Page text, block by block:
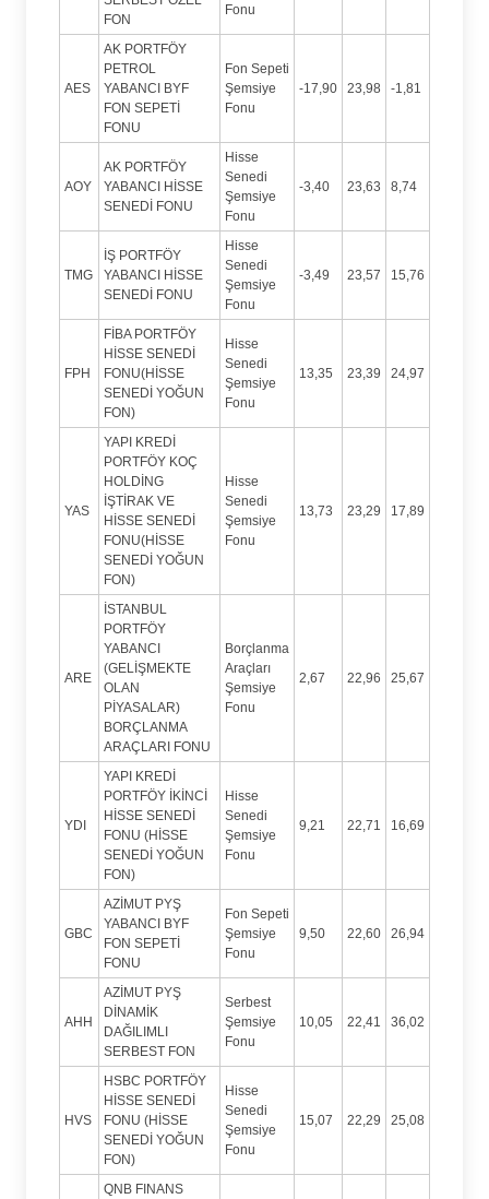
FON
Fonu
AES
AK PORTFÖY
PETROL
YABANCI BYF
FON SEPETİ
FONU
Fon Sepeti
Şemsiye
Fonu
-17,90 23,98 -1,81
AOY
AK PORTFÖY
YABANCI HİSSE
SENEDİ FONU
Hisse
Senedi
Şemsiye
Fonu
-3,40 23,63 8,74
TMG
İŞ PORTFÖY
YABANCI HİSSE
SENEDİ FONU
Hisse
Senedi
Şemsiye
Fonu
-3,49 23,57 15,76
FPH
FİBA PORTFÖY
HİSSE SENEDİ
FONU(HİSSE
SENEDİ YOĞUN
FON)
Hisse
Senedi
Şemsiye
Fonu
13,35 23,39 24,97
YAS
YAPI KREDİ
PORTFÖY KOÇ
HOLDİNG
İŞTİRAK VE
HİSSE SENEDİ
FONU(HİSSE
SENEDİ YOĞUN
FON)
Hisse
Senedi
Şemsiye
Fonu
13,73 23,29 17,89
ARE
İSTANBUL
PORTFÖY
YABANCI
(GELİŞMEKTE
OLAN
PİYASALAR)
BORÇLANMA
ARAÇLARI FONU
Borçlanma
Araçları
Şemsiye
Fonu
2,67 22,96 25,67
YDI
YAPI KREDİ
PORTFÖY İKİNCİ
HİSSE SENEDİ
FONU (HİSSE
SENEDİ YOĞUN
FON)
Hisse
Senedi
Şemsiye
Fonu
9,21 22,71 16,69
GBC
AZİMUT PYŞ
YABANCI BYF
FON SEPETİ
FONU
Fon Sepeti
Şemsiye
Fonu
9,50 22,60 26,94
AHH
AZİMUT PYŞ
DİNAMİK
DAĞILIMLI
SERBEST FON
Serbest
Şemsiye
Fonu
10,05 22,41 36,02
HVS
HSBC PORTFÖY
HİSSE SENEDİ
FONU (HİSSE
SENEDİ YOĞUN
FON)
Hisse
Senedi
Şemsiye
Fonu
15,07 22,29 25,08
QNB FINANS